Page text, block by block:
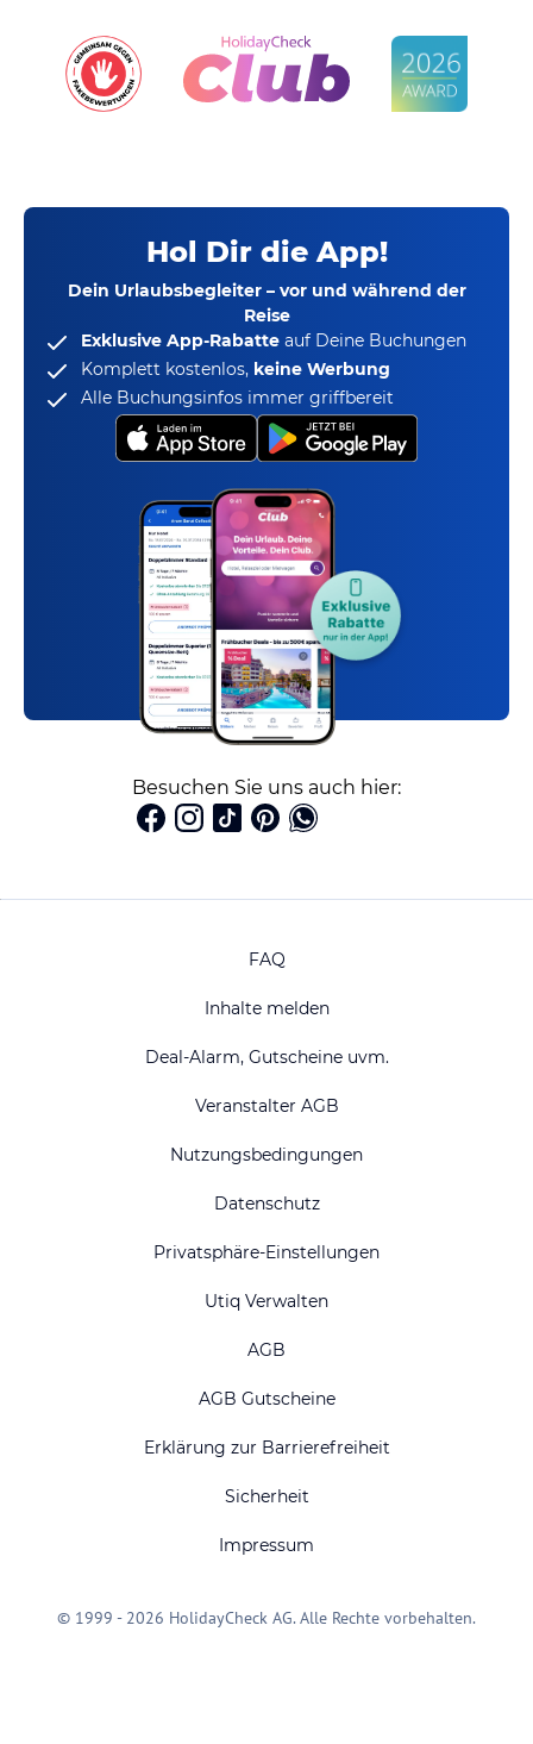
Hol Dir die App!
Dein Urlaubsbegleiter – vor und während der
Reise
Exklusive App-Rabatte auf Deine Buchungen
Komplett kostenlos, keine Werbung
Alle Buchungsinfos immer griffbereit
Besuchen Sie uns auch hier:
FAQ
Inhalte melden
Deal-Alarm, Gutscheine uvm.
Veranstalter AGB
Nutzungsbedingungen
Datenschutz
Privatsphäre-Einstellungen
Utiq Verwalten
AGB
AGB Gutscheine
Erklärung zur Barrierefreiheit
Sicherheit
Impressum
© 1999 - 2026 HolidayCheck AG. Alle Rechte vorbehalten.